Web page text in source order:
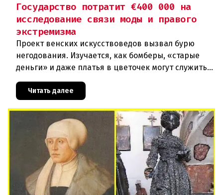
Государство потратит €400 000 на
исследование связи моды и правого
экстремизма
Проект венских искусствоведов вызвал бурю
негодования. Изучается, как бомберы, «старые
деньги» и даже платья в цветочек могут служить
инструментом пропаганды. Оппоненты требуют
ответа от министра наук
Читать далее